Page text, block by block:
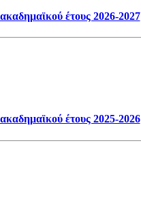
έτους 2026-2027
έτους 2025-2026